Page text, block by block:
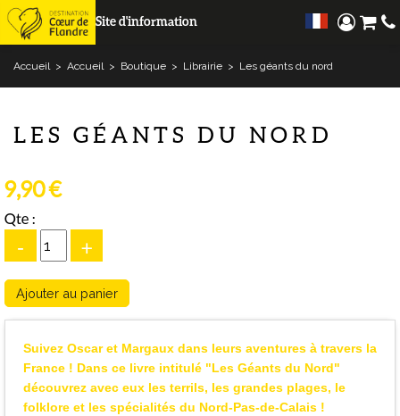
Site d'information
Accueil > Accueil > Boutique > Librairie > Les géants du nord
LES GÉANTS DU NORD
9,90 €
Qte :
- +
Suivez Oscar et Margaux dans leurs aventures à travers la
France ! Dans ce livre intitulé "Les Géants du Nord"
découvrez avec eux les terrils, les grandes plages, le
folklore et les spécialités du Nord-Pas-de-Calais !